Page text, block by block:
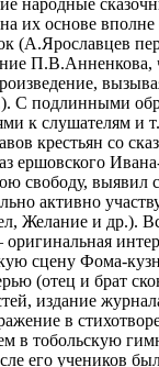
их основе
(А.Ярославцев
П.В.Анненкова,
С подлинными
к слушателям и
крестьян со
ершовского
свободу, выявил
активно
Желание и др.).
оригинальная
сцену Фома-
(отец и брат
издание
в
в тобольскую
его учеников